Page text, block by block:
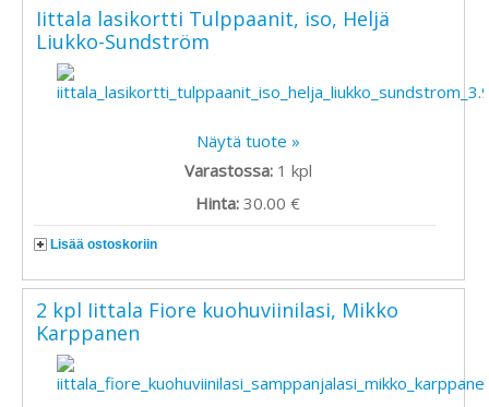
Iittala lasikortti Tulppaanit, iso, Heljä
Liukko-Sundström
Näytä tuote »
Varastossa: 1 kpl
Hinta:30.00 €
Lisää ostoskoriin
2 kpl Iittala Fiore kuohuviinilasi, Mikko
Karppanen